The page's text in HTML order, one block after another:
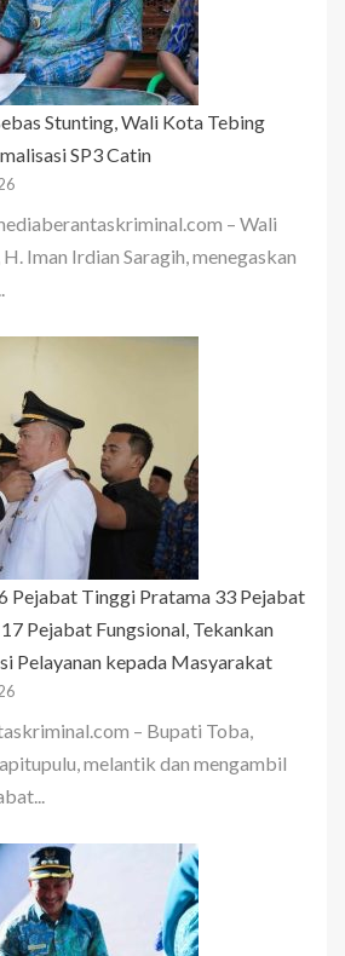
Stunting, Wali Kota Tebing
SP3 Catin
– Wali
Iman Irdian Saragih, menegaskan
Pejabat Tinggi Pratama 33 Pejabat
Pejabat Fungsional, Tekankan
Pelayanan kepada Masyarakat
– Bupati Toba,
melantik dan mengambil